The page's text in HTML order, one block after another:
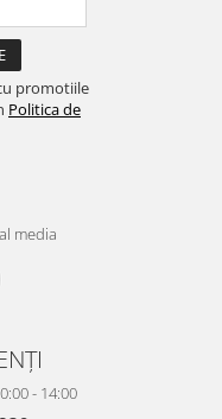
promotiile
Politica de
media
- 14:00